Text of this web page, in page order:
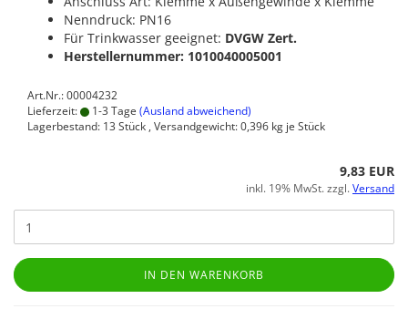
Nenndruck: PN16
Für Trinkwasser geeignet: DVGW Zert.
Herstellernummer: 1010040005001
Art.Nr.: 00004232
Lieferzeit:
1-3 Tage (Ausland abweichend)
Lagerbestand: 13 Stück , Versandgewicht:0,396 kg je Stück
9,83 EUR
inkl. 19% MwSt. zzgl.Versand
IN DEN WARENKORB